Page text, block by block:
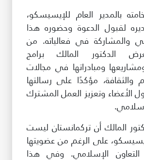
إخلاء المسؤولية
وإجراءات أمن نظم المعلومات
سياسة وإجراءات الذكاء الاصطناعي
بالمدير العام للإيسيسكو،
لقبول الدعوة وحضوره هذا
والمشاركة في فعالياته. من
الدكتور المالك برامج
ومبادراتها في مجالات
والثقافة، مؤكدًا على رسالتها
الأعضاء وتعزيز العمل المشترك
المالك أن تركمانستان ليست
على الرغم من عضويتها
الإسلامي. وفي هذا